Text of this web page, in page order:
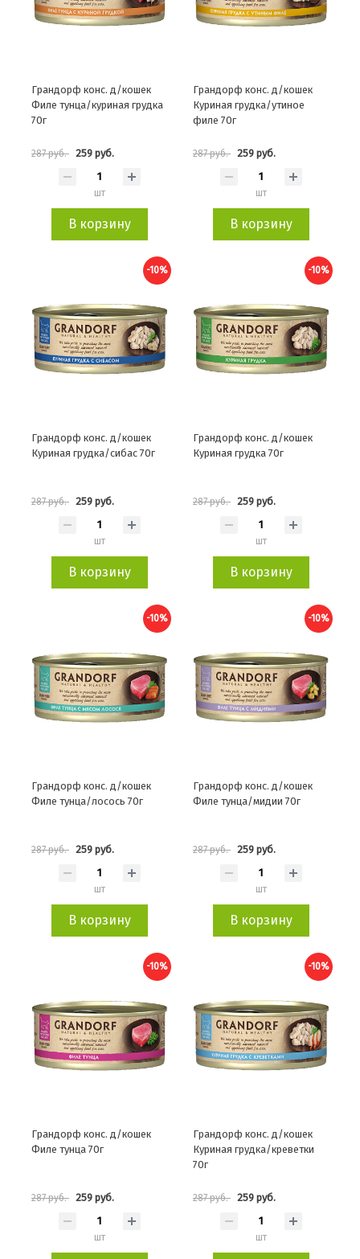
Грандорф конс. д/кошек
Филе тунца/куриная грудка
70г
287 руб. 259 руб.
шт
В корзину
Грандорф конс. д/кошек
Куриная грудка/утиное
филе 70г
287 руб. 259 руб.
шт
В корзину
-10%
Грандорф конс. д/кошек
Куриная грудка/сибас 70г
287 руб. 259 руб.
шт
В корзину
-10%
Грандорф конс. д/кошек
Куриная грудка 70г
287 руб. 259 руб.
шт
В корзину
-10%
Грандорф конс. д/кошек
Филе тунца/лосось 70г
287 руб. 259 руб.
шт
В корзину
-10%
Грандорф конс. д/кошек
Филе тунца/мидии 70г
287 руб. 259 руб.
шт
В корзину
-10%
Грандорф конс. д/кошек
Филе тунца 70г
287 руб. 259 руб.
шт
-10%
Грандорф конс. д/кошек
Куриная грудка/креветки
70г
287 руб. 259 руб.
шт